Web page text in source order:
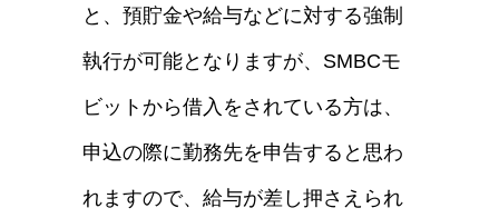
と、預貯金や給与などに対する強制
執行が可能となりますが、SMBCモ
ビットから借入をされている方は、
申込の際に勤務先を申告すると思わ
れますので、給与が差し押さえられ